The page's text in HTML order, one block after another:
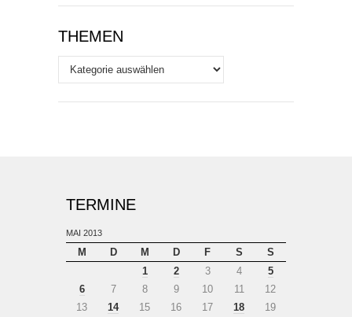
THEMEN
Themen
TERMINE
MAI 2013
M D M D F S
S
1
2 3 4
5
6
7 8 9 10 11
12
13
14 15 16 17 18 19